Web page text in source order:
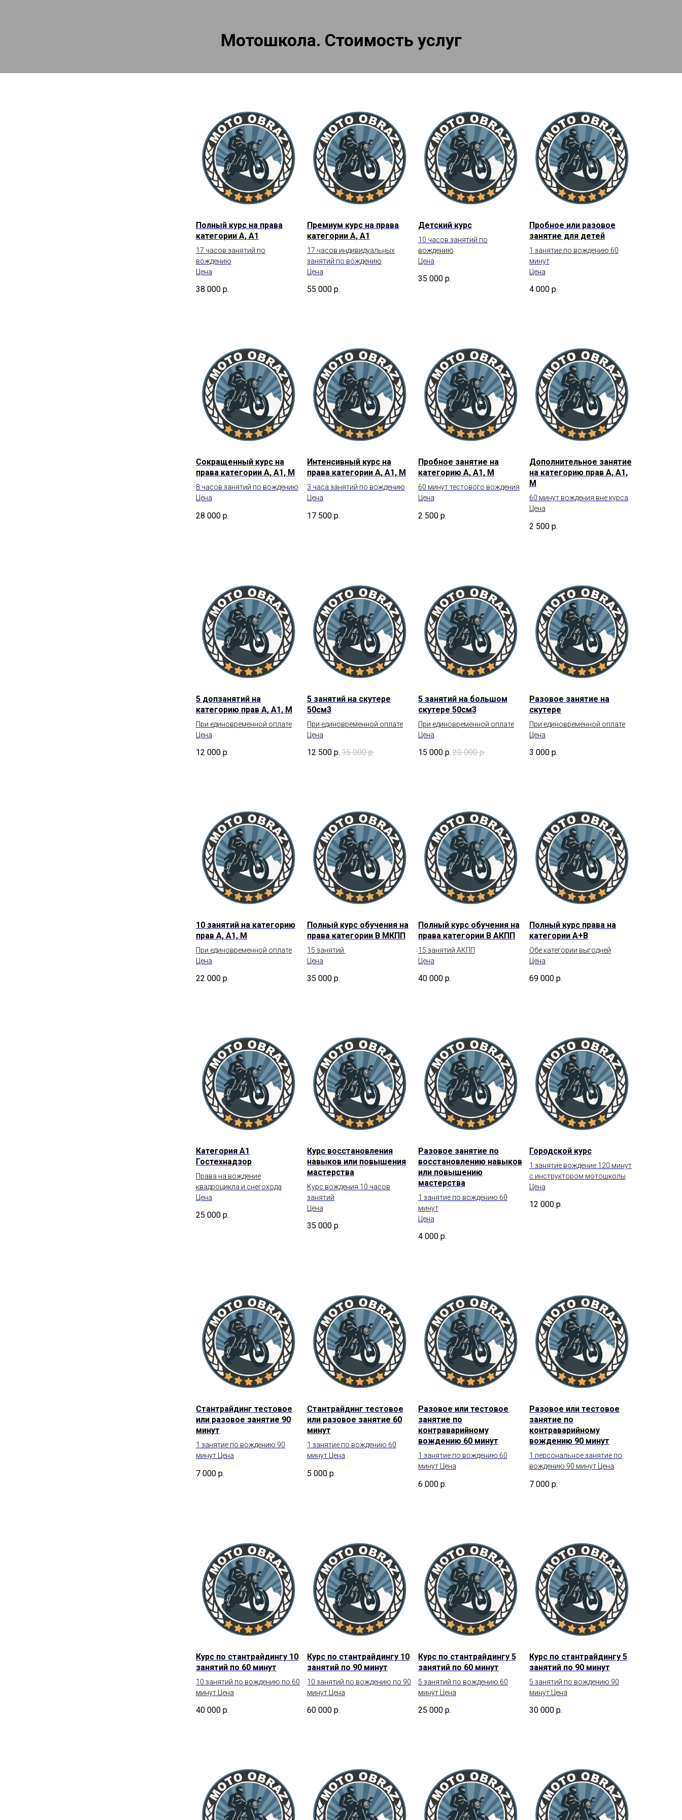
Мотошкола. Стоимость услуг
Полный курс на права
категории А, А1
17 часов занятий по
вождению
Цена
38 000 р.
Премиум курс на права
категории А, А1
17 часов индивидуальных
занятий по вождению
Цена
55 000 р.
Детский курс
10 часов занятий по
вождению
Цена
35 000 р.
Пробное или разовое
занятие для детей
1 занятие по вождению 60
минут
Цена
4 000 р.
Сокращенный курс на
права категории А, А1, М
8 часов занятий по вождению
Цена
28 000 р.
Интенсивный курс на
права категории А, А1, М
3 часа занятий по вождению
Цена
17 500 р.
Пробное занятие на
категорию А, А1, М
60 минут тестового вождения
Цена
2 500 р.
Дополнительное занятие
на категорию прав А, А1,
М
60 минут вождения вне курса
Цена
2 500 р.
5 допзанятий на
категорию прав А, А1, М
При единовременной оплате
Цена
12 000 р.
5 занятий на скутере
50см3
При единовременной оплате
Цена
12 500 р. 15 000 р.
5 занятий на большом
скутере 50см3
При единовременной оплате
Цена
15 000 р. 20 000 р.
Разовое занятие на
скутере
При единовременной оплате
Цена
3 000 р.
10 занятий на категорию
прав А, А1, М
При единовременной оплате
Цена
22 000 р.
Полный курс обучения на
права категории В МКПП
15 занятий
Цена
35 000 р.
Полный курс обучения на
права категории В АКПП
15 занятий АКПП
Цена
40 000 р.
Полный курс права на
категории А+В
Обе категории выгодней
Цена
69 000 р.
Категория А1
Гостехнадзор
Права на вождение
квадроцикла и снегохода
Цена
25 000 р.
Курс восстановления
навыков или повышения
мастерства
Курс вождения 10 часов
занятий
Цена
35 000 р.
Разовое занятие по
восстановлению навыков
или повышению
мастерства
1 занятие по вождению 60
минут
Цена
4 000 р.
Городской курс
1 занятие вождение 120 минут
с инструктором мотошколы
Цена
12 000 р.
Стантрайдинг тестовое
или разовое занятие 90
минут
1 занятие по вождению 90
минут Цена
7 000 р.
Стантрайдинг тестовое
или разовое занятие 60
минут
1 занятие по вождению 60
минут Цена
5 000 р.
Разовое или тестовое
занятие по
контраварийному
вождению 60 минут
1 занятие по вождению 60
минут Цена
6 000 р.
Разовое или тестовое
занятие по
контраварийному
вождению 90 минут
1 персональное занятие по
вождению 90 минут Цена
7 000 р.
Курс по стантрайдингу 10
занятий по 60 минут
10 занятий по вождению по 60
минут Цена
40 000 р.
Курс по стантрайдингу 10
занятий по 90 минут
10 занятий по вождению по 90
минут Цена
60 000 р.
Курс по стантрайдингу 5
занятий по 60 минут
5 занятий по вождению 60
минут Цена
25 000 р.
Курс по стантрайдингу 5
занятий по 90 минут
5 занятий по вождению 90
минут Цена
30 000 р.